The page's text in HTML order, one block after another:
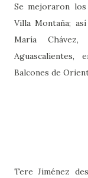
Se mejoraron
Villa Montaña;
María
Balcones de
Tere Jiménez